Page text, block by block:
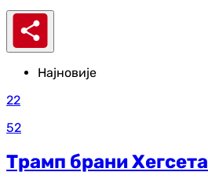
Најновије
22
52
Трамп брани Хегсета